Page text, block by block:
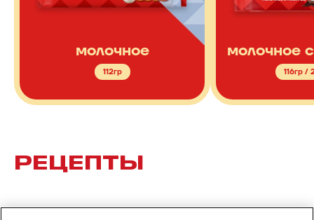
молочное
112гр
молочное
116гр /
РЕЦЕПТЫ